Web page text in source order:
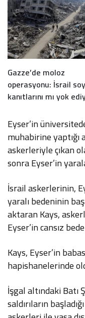
Gazze’de moloz
operasyonu: İsrail
kanıtlarını mı yok
Eyser’in
muhabirine yaptığı
askerleriyle çıkan
sonra Eyser’in
İsrail askerlerinin,
yaralı bedeninin
aktaran Kays,
Eyser’in cansız
Kays, Eyser’in
hapishanelerinde
İşgal altındaki Batı
saldırıların